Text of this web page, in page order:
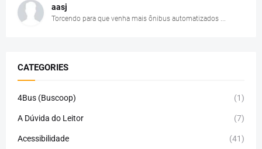
aasj
Torcendo para que venha mais ônibus automatizados ...
CATEGORIES
4Bus (Buscoop) (1)
A Dúvida do Leitor (7)
Acessibilidade (41)